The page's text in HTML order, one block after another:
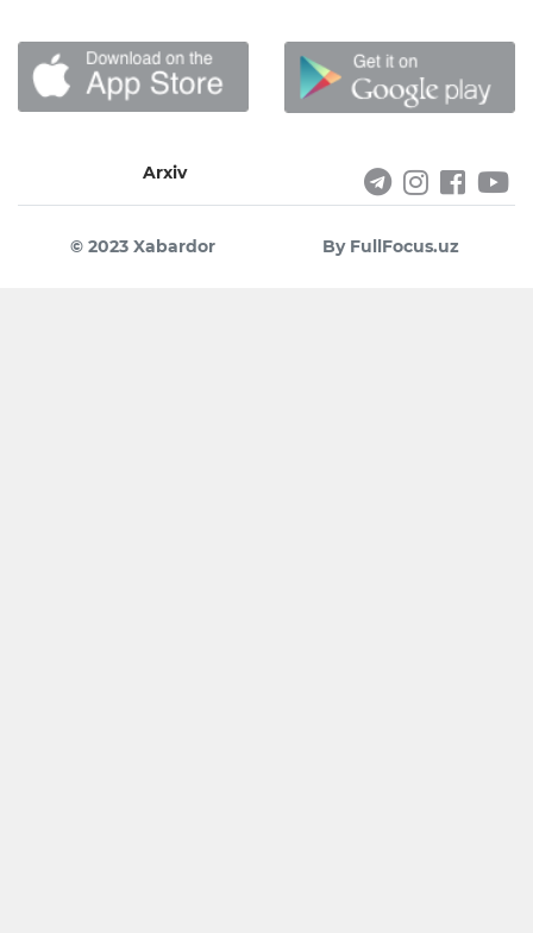
Arxiv
© 2023 Xabardor By FullFocus.uz